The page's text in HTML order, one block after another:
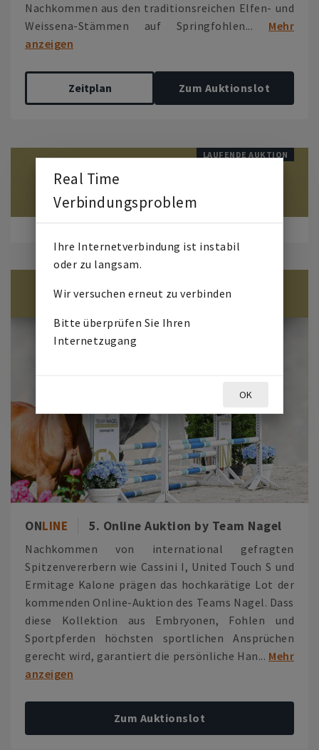
Nachkommen aus den traditionsreichen Elfen- und
Weissena-Stämmen auf Springfohlen...
Mehr
anzeigen
Zeitplan Zum Auktionslot
LAUFENDE AUKTION
03 02 59 45
ONLINE 5. Online Auktion by Team Nagel
Nachkommen von international gefragten
Spitzenvererbern wie Cassini I, United Touch S und
Ermitage Kalone prägen das hochkarätige Lot der
kommenden Online-Auktion des Teams Nagel. Dass
diese Kollektion aus Embryonen, Fohlen und
Sportpferden höchsten sportlichen Ansprüchen
gerecht wird, garantiert die persönliche Han... Mehr
anzeigen
Zum Auktionslot
Real Time
Verbindungsproblem
Ihre Internetverbindung ist instabil
oder zu langsam.
Wir versuchen erneut zu verbinden
Bitte überprüfen Sie Ihren
Internetzugang
OK